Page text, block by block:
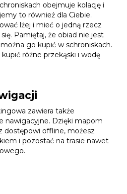
obejmuje kolację i
to również dla Ciebie.
lżej i mieć o jedną rzecz
Pamiętaj, że obiad nie jest
go kupić w schroniskach.
różne przekąski i wodę
zawiera także
nawigacyjne. Dzięki mapom
dostępowi offline, możesz
i pozostać na trasie nawet